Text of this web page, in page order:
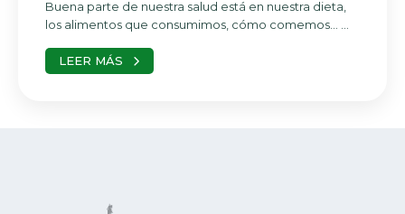
Buena parte de nuestra salud está en nuestra dieta,
los alimentos que consumimos, cómo comemos… ...
LEER MÁS